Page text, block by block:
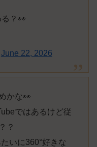
？👀
June 22, 2026
かな👀
ではあるけど従
？
いに360°好きな